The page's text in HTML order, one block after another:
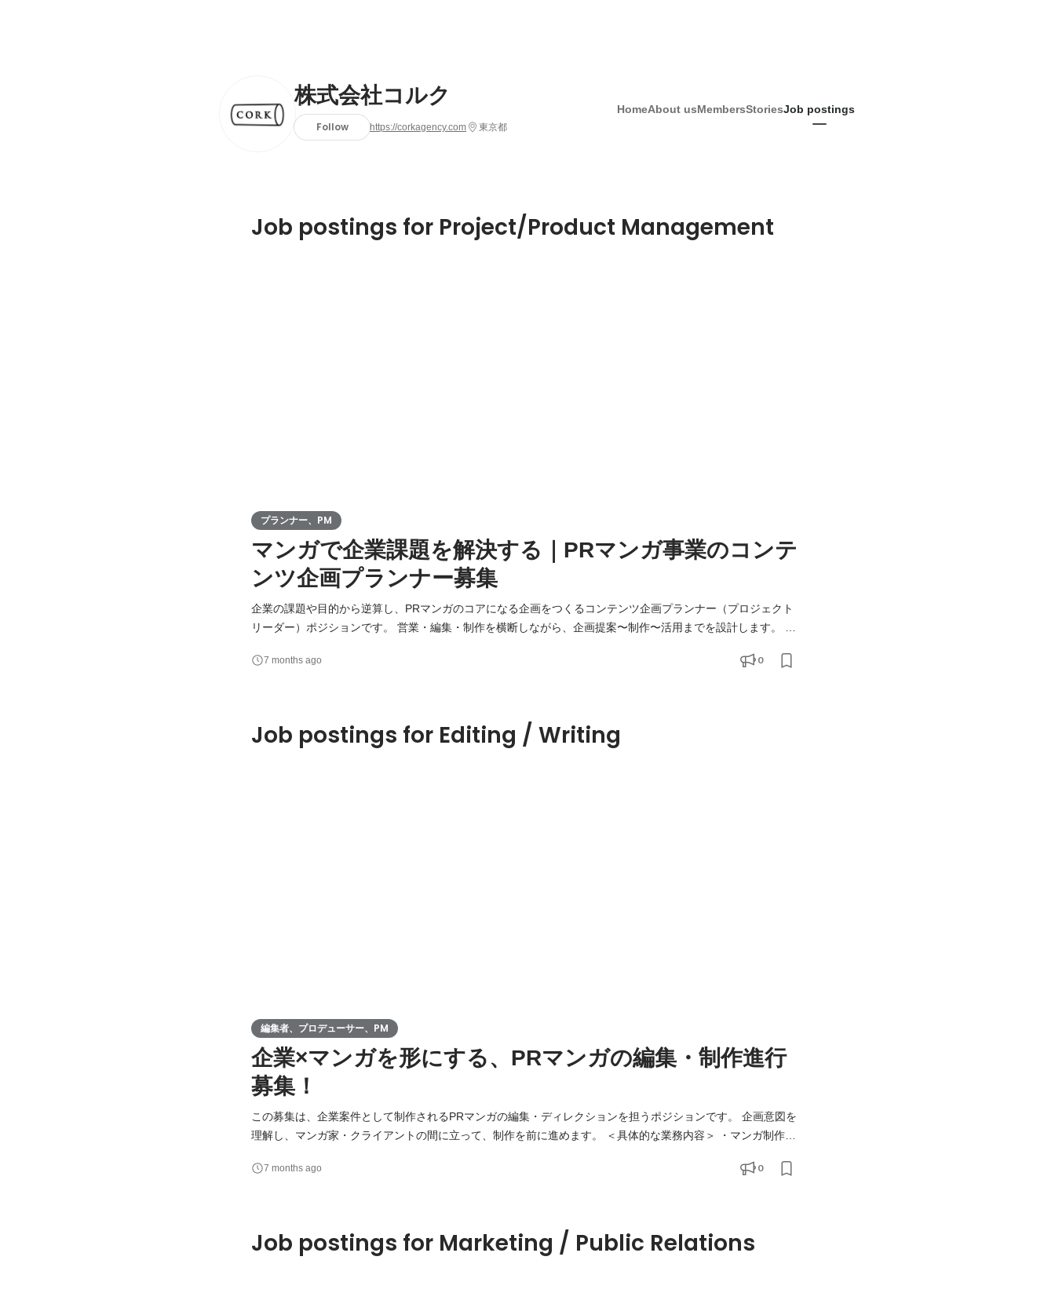
株式会社コルク
Follow https://corkagency.com 東京都
HomeAbout usMembersStoriesJob postings
Job postings for Project/Product Management
プランナー、PM
マンガで企業課題を解決する｜PRマンガ事業のコンテ
ンツ企画プランナー募集
企業の課題や目的から逆算し、PRマンガのコアになる企画をつくるコンテンツ企画プランナー（プロジェクト
リーダー）ポジションです。 営業・編集・制作を横断しながら、企画提案〜制作〜活用までを設計します。 ＜
管理 ・営業・編集・制作チームとの連携 ・IP・マンガを活用した施策・展開方法の企画と実装ディレクション
7 months ago 0
Job postings for Editing / Writing
編集者、プロデューサー、PM
企業×マンガを形にする、PRマンガの編集・制作進行
募集！
この募集は、企業案件として制作されるPRマンガの編集・ディレクションを担うポジションです。 企画意図を
理解し、マンガ家・クライアントの間に立って、制作を前に進めます。 ＜具体的な業務内容＞ ・マンガ制作の
オリティ管理・スケジュール管理 ・必要に応じた編集的な視点での提案 ＜やりがい・魅力＞ ・「目的を持った
7 months ago 0
Job postings for Marketing / Public Relations